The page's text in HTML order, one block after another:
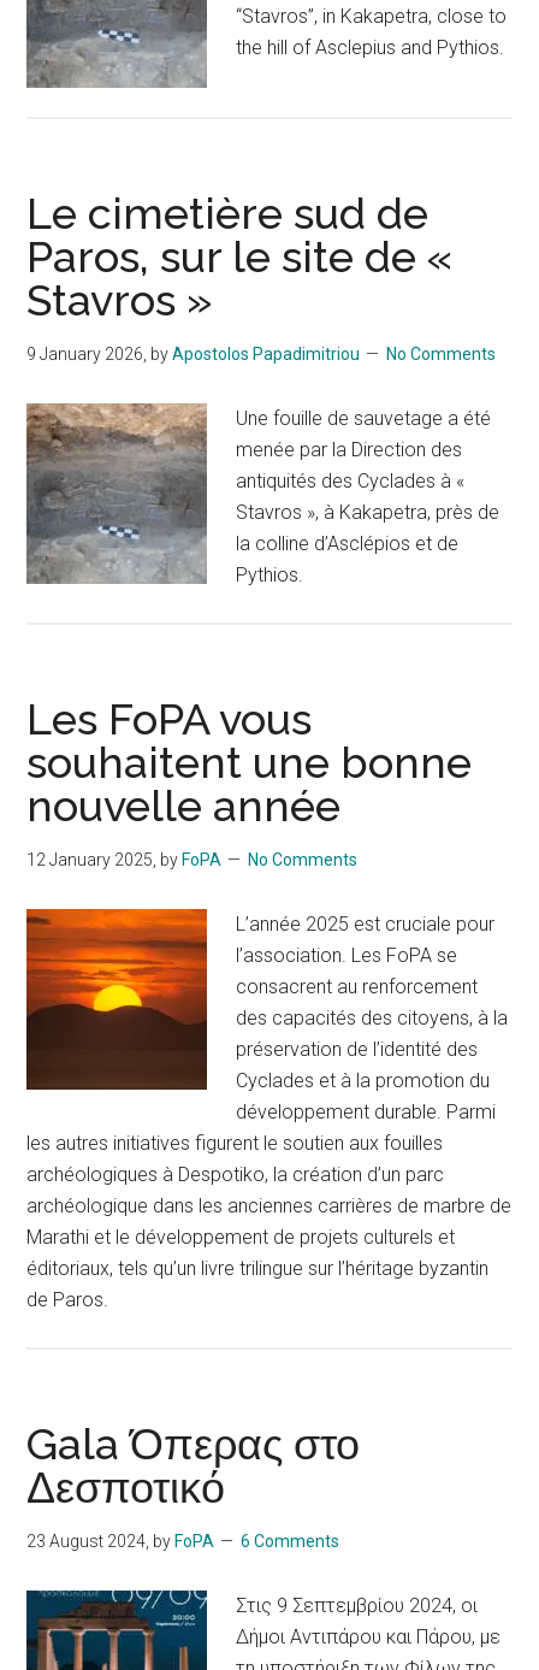
“Stavros”, in Kakapetra, close to
the hill of Asclepius and Pythios.
Le cimetière sud de
Paros, sur le site de «
Stavros »
9 January 2026, byApostolos Papadimitriou No Comments
Une fouille de sauvetage a été
menée par la Direction des
antiquités des Cyclades à «
Stavros », à Kakapetra, près de
la colline d’Asclépios et de
Pythios.
Les FoPA vous
souhaitent une bonne
nouvelle année
12 January 2025, by FoPA No Comments
L’année 2025 est cruciale pour
l’association. Les FoPA se
consacrent au renforcement
des capacités des citoyens, à la
préservation de l’identité des
Cyclades et à la promotion du
développement durable. Parmi
les autres initiatives figurent le soutien aux fouilles
archéologiques à Despotiko, la création d’un parc
archéologique dans les anciennes carrières de marbre de
Marathi et le développement de projets culturels et
éditoriaux, tels qu’un livre trilingue sur l’héritage byzantin
de Paros.
Gala Όπερας στο
Δεσποτικό
23 August 2024, by FoPA 6 Comments
Στις 9 Σεπτεμβρίου 2024, οι
Δήμοι Αντιπάρου και Πάρου, με